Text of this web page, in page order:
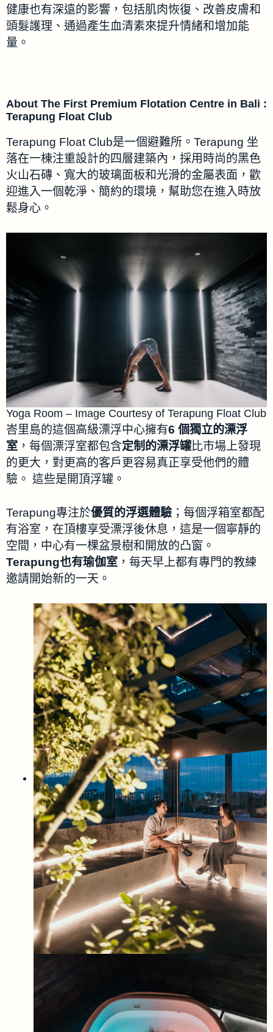
健康也有深遠的影響，包括肌肉恢復、改善皮膚和
頭髮護理、通過產生血清素來提升情緒和增加能
量。
About The First Premium Flotation Centre in Bali :
Terapung Float Club
Terapung Float Club是一個避難所。Terapung 坐
落在一棟注重設計的四層建築內，採用時尚的黑色
火山石磚、寬大的玻璃面板和光滑的金屬表面，歡
迎進入一個乾淨、簡約的環境，幫助您在進入時放
鬆身心。
Yoga Room – Image Courtesy of Terapung Float Club
峇里島的這個高級漂浮中心擁有6 個獨立的漂浮
室 ，每個漂浮室都包含定制的漂浮罐比市場上發現
的更大，對更高的客戶更容易真正享受他們的體
驗。 這些是開頂浮罐。
Terapung專注於優質的浮選體驗；每個浮箱室都配
有浴室，在頂樓享受漂浮後休息，這是一個寧靜的
空間，中心有一棵盆景樹和開放的凸窗。
Terapung也有瑜伽室 ，每天早上都有專門的教練
邀請開始新的一天。